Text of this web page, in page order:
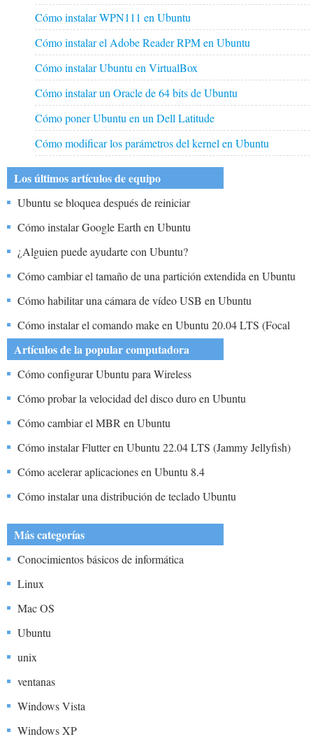
Cómo instalar WPN111 en Ubuntu
Cómo instalar el Adobe Reader RPM en Ubuntu
Cómo instalar Ubuntu en VirtualBox
Cómo instalar un Oracle de 64 bits de Ubuntu
Cómo poner Ubuntu en un Dell Latitude
Cómo modificar los parámetros del kernel en Ubuntu
Los últimos artículos de equipo
Ubuntu se bloquea después de reiniciar
Cómo instalar Google Earth en Ubuntu
¿Alguien puede ayudarte con Ubuntu?
Cómo cambiar el tamaño de una partición extendida en Ubuntu
Cómo habilitar una cámara de vídeo USB en Ubuntu
Cómo instalar el comando make en Ubuntu 20.04 LTS (Focal
Fossa)
Artículos de la popular computadora
Cómo configurar Ubuntu para Wireless
Cómo probar la velocidad del disco duro en Ubuntu
Cómo cambiar el MBR en Ubuntu
Cómo instalar Flutter en Ubuntu 22.04 LTS (Jammy Jellyfish)
Cómo acelerar aplicaciones en Ubuntu 8.4
Cómo instalar una distribución de teclado Ubuntu
Más categorías
Conocimientos básicos de informática
Linux
Mac OS
Ubuntu
unix
ventanas
Windows Vista
Windows XP